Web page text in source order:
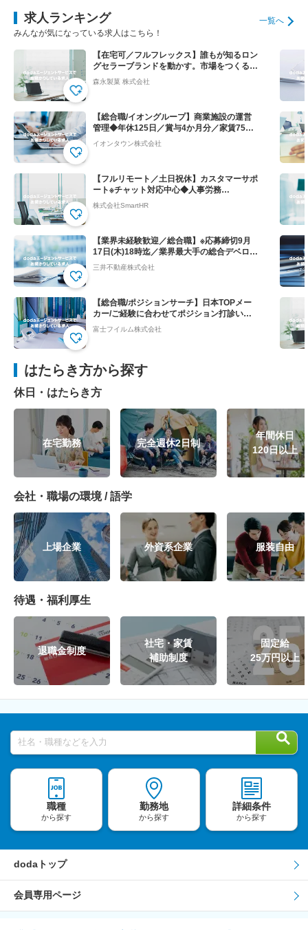
求人ランキング
一覧へ
みんなが気になっている求人はこちら！
【在宅可／フルフレックス】誰もが知るロン
グセラーブランドを動かす。市場をつくる提
案営業◆ハイチュウ等
森永製菓 株式会社
【総合職/イオングループ】商業施設の運営
管理◆年休125日／賞与4か月分／家賃75％
会社負担！
イオンタウン株式会社
【フルリモート／土日祝休】カスタマーサポ
ート※チャット対応中心◆人事労務
SaaS”SmartHR"
株式会社SmartHR
【業界未経験歓迎／総合職】※応募締切9月
17日(木)18時迄／業界最大手の総合デベロッ
パー
三井不動産株式会社
【総合職/ポジションサーチ】日本TOPメー
カー/ご経験に合わせてポジション打診いた
します
富士フイルム株式会社
はたらき方から探す
休日・はたらき方
在宅勤務 完全週休2日制
年間休日
120日以上
会社・職場の環境 / 語学
上場企業 外資系企業 服装自由
待遇・福利厚生
退職金制度
社宅・家賃
補助制度
固定給
25万円以上
社名・職種などを入力
職種
から探す
勤務地
から探す
詳細条件
から探す
dodaトップ
会員専用ページ